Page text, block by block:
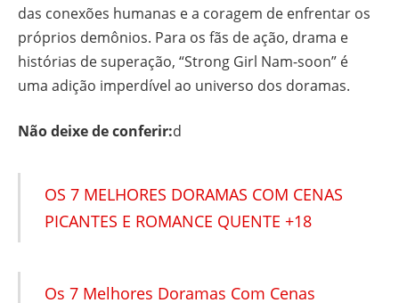
das conexões humanas e a coragem de enfrentar os
próprios demônios. Para os fãs de ação, drama e
histórias de superação, “Strong Girl Nam-soon” é
uma adição imperdível ao universo dos doramas.
Não deixe de conferir:d
OS 7 MELHORES DORAMAS COM CENAS
PICANTES E ROMANCE QUENTE +18
Os 7 Melhores Doramas Com Cenas